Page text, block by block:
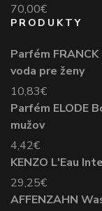
70,00€
PRODUKTY
Parfém
voda pre ženy
10,83€
Parfém ELODE
mužov
4,42€
KENZO L'Eau
29,25€
AFFENZAHN